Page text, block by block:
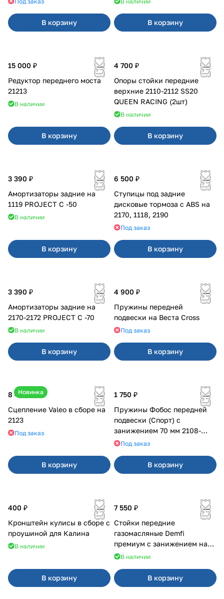
В корзину В корзину
15 000 ₽
Редуктор переднего моста
21213
В наличии
В корзину
4 700 ₽
Опоры стойки передние
верхние 2110-2112 SS20
QUEEN RACING (2шт)
В наличии
В корзину
3 390 ₽
Амортизаторы задние на
1119 PROJECT С -50
В наличии
В корзину
6 500 ₽
Ступицы под задние
дисковые тормоза с ABS на
2170, 1118, 2190
Под заказ
В корзину
3 390 ₽
Амортизаторы задние на
2170-2172 PROJECT С -70
В наличии
В корзину
4 900 ₽
Пружины передней
подвески на Веста Cross
Под заказ
В корзину
Новинка
8 400 ₽
Сцепление Valeo в сборе на
2123
Под заказ
В корзину
1 750 ₽
Пружины Фобос передней
подвески (Спорт) с
занижением 70 мм 2108-
21099, 2113-2115
Под заказ
В корзину
400 ₽
Кронштейн кулисы в сборе с
проушиной для Калина
В наличии
В корзину
7 550 ₽
Стойки передние
газомасляные Demfi
премиум с занижением на
Калина 1119
В наличии
В корзину